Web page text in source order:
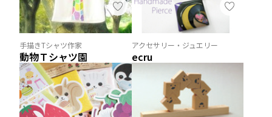
手描きTシャツ作家
動物Ｔシャツ園
アクセサリー・ジュエリー
ecru